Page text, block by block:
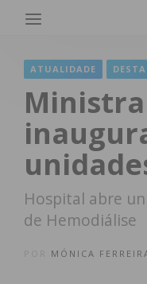
ATUALIDADE
Hospital abre
de Hemodiálise
MÓNICA